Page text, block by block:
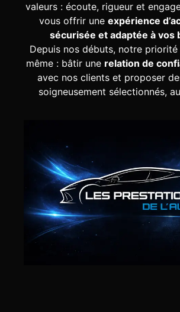
valeurs : écoute, rigueur et
vous offrir une expérience
sécurisée et adaptée à vos
Depuis nos débuts, notre
même : bâtir une relation de
avec nos clients et proposer
soigneusement sélectionnés,